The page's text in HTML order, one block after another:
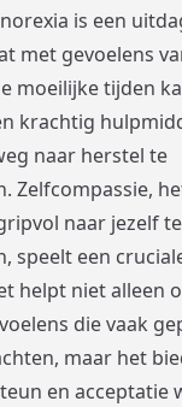
is een
met gevoelens
moeilijke tijden
krachtig
naar herstel te
Zelfcompassie,
naar jezelf
speelt een
helpt niet alleen
die vaak
maar het
en acceptatie